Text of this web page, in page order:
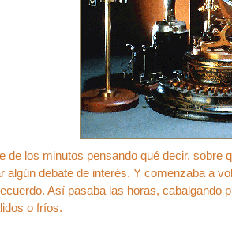
de los minutos pensando qué decir,
algún debate de interés. Y comenzaba a
Así pasaba las horas, cabalgando
o fríos.